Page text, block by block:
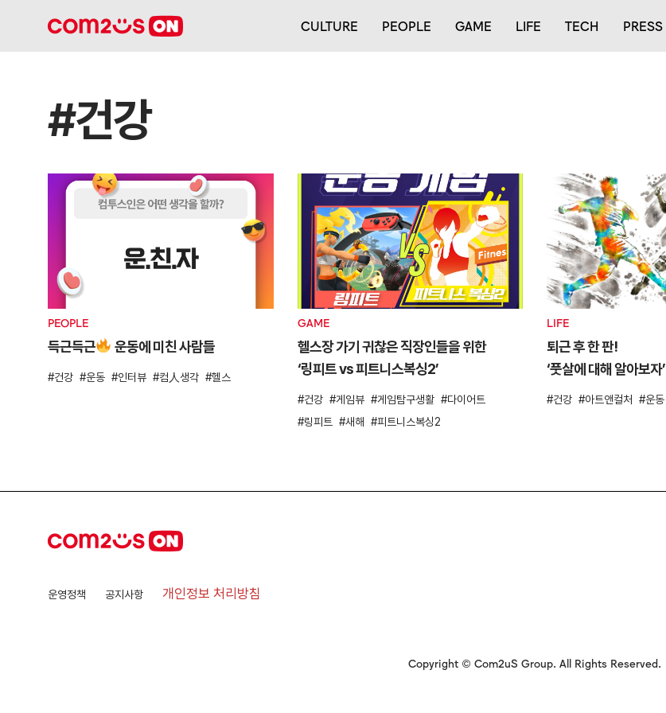
CULTURE PEOPLE GAME LIFE TECH PRESS
#건강
PEOPLE
득근득근 운동에 미친 사람들
건강 운동 인터뷰 컴人생각 헬스
GAME
헬스장 가기 귀찮은 직장인들을 위한
‘링피트 vs 피트니스복싱2’
건강 게임뷰 게임탐구생활
다이어트
링피트
새해 피트니스복싱2
LIFE
퇴근 후 한 판!
‘풋살에 대해 알아보자’
건강 아트앤컬처 운동
운영정책 공지사항 개인정보 처리방침
Copyright © Com2uS Group. All Rights Reserved.